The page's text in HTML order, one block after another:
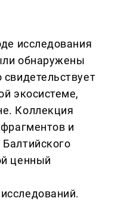
исследования
обнаружены
экосистеме,
Коллекция
и
ценный